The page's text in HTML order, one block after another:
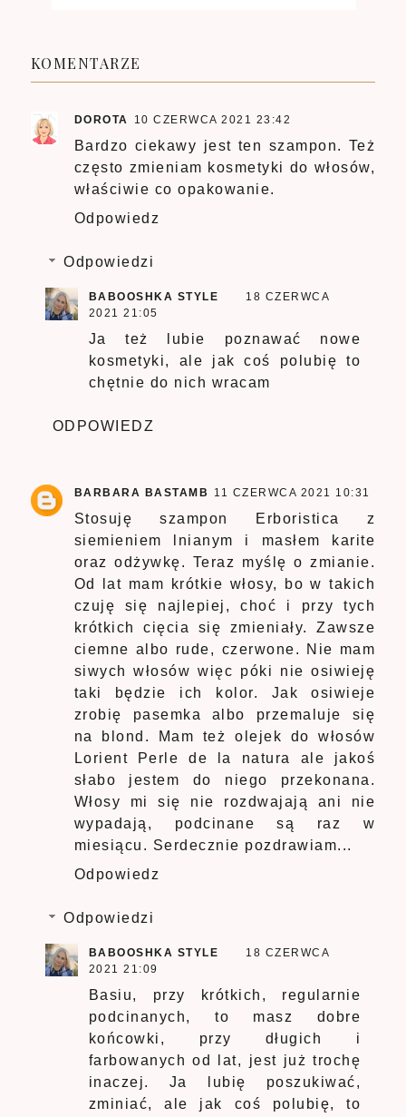
KOMENTARZE
DOROTA 10 CZERWCA 2021 23:42
Bardzo ciekawy jest ten szampon. Też
często zmieniam kosmetyki do włosów,
właściwie co opakowanie.
Odpowiedz
Odpowiedzi
BABOOSHKA STYLE
18 CZERWCA
2021 21:05
Ja też lubie poznawać nowe
kosmetyki, ale jak coś polubię to
chętnie do nich wracam
ODPOWIEDZ
BARBARA BASTAMB 11 CZERWCA 2021 10:31
Stosuję szampon Erboristica z
siemieniem lnianym i masłem karite
oraz odżywkę. Teraz myślę o zmianie.
Od lat mam krótkie włosy, bo w takich
czuję się najlepiej, choć i przy tych
krótkich cięcia się zmieniały. Zawsze
ciemne albo rude, czerwone. Nie mam
siwych włosów więc póki nie osiwieję
taki będzie ich kolor. Jak osiwieje
zrobię pasemka albo przemaluje się
na blond. Mam też olejek do włosów
Lorient Perle de la natura ale jakoś
słabo jestem do niego przekonana.
Włosy mi się nie rozdwajają ani nie
wypadają, podcinane są raz w
miesiącu. Serdecznie pozdrawiam...
Odpowiedz
Odpowiedzi
BABOOSHKA STYLE
18 CZERWCA
2021 21:09
Basiu, przy krótkich, regularnie
podcinanych, to masz dobre
końcowki, przy długich i
farbowanych od lat, jest już trochę
inaczej. Ja lubię poszukiwać,
zminiać, ale jak coś polubię, to